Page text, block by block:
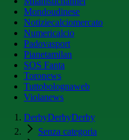
Mondoudinese
Notiziecalciomercato
Numericalcio
Padovasport
Pianetamilan
SOS Fanta
Toronews
Tuttobolognaweb
Violanews
DerbyDerbyDerby
Senza categoria